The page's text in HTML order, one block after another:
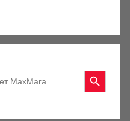
Search Button